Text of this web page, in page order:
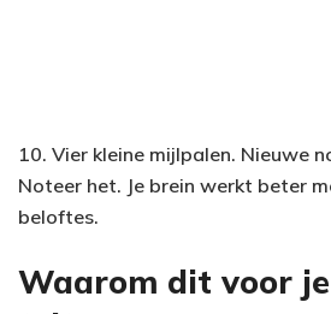
10. Vier kleine mijlpalen. Nieuwe
Noteer het. Je brein werkt beter
beloftes.
Waarom dit voor